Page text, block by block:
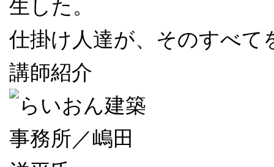
生した。
仕掛け人達が、そのすべて
講師紹介